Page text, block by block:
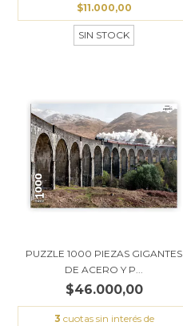
$11.000,00
SIN STOCK
PUZZLE 1000 PIEZAS GIGANTES
DE ACERO Y P...
$46.000,00
3 cuotas sin interés de